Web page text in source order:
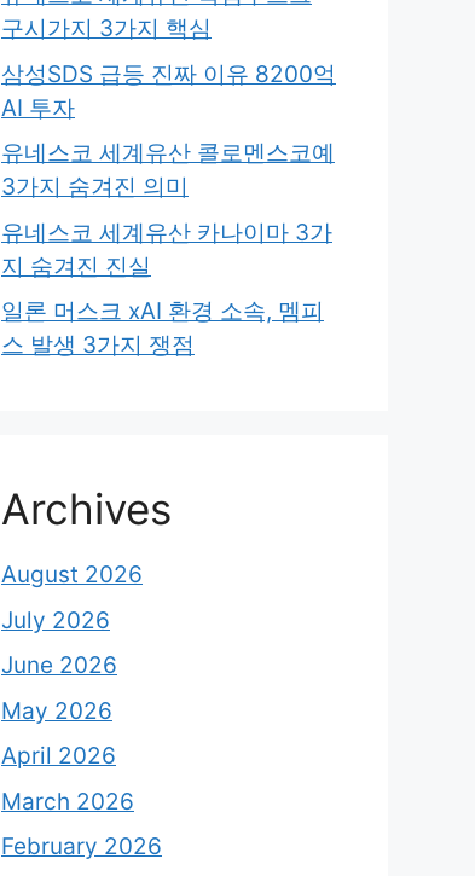
구시가지 3가지 핵심
삼성SDS 급등 진짜 이유 8200억
AI 투자
유네스코 세계유산 콜로멘스코예
3가지 숨겨진 의미
유네스코 세계유산 카나이마 3가
지 숨겨진 진실
일론 머스크 xAI 환경 소속, 멤피
스 발생 3가지 쟁점
Archives
August 2026
July 2026
June 2026
May 2026
April 2026
March 2026
February 2026